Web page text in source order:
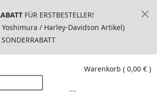
FÜR ERSTBESTELLER!
/ Harley-Davidson Artikel)
Warenkorb ( 0,00 € )